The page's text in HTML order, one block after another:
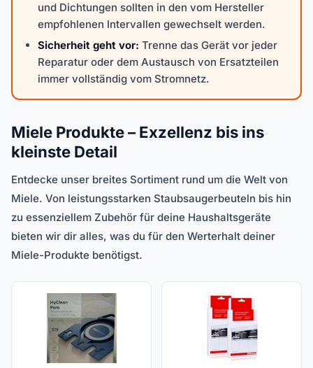
und Dichtungen sollten in den vom Hersteller
empfohlenen Intervallen gewechselt werden.
Sicherheit geht vor: Trenne das Gerät vor jeder
Reparatur oder dem Austausch von Ersatzteilen
immer vollständig vom Stromnetz.
Miele Produkte – Exzellenz bis ins
kleinste Detail
Entdecke unser breites Sortiment rund um die Welt von
Miele. Von leistungsstarken Staubsaugerbeuteln bis hin
zu essenziellem Zubehör für deine Haushaltsgeräte
bieten wir dir alles, was du für den Werterhalt deiner
Miele-Produkte benötigst.